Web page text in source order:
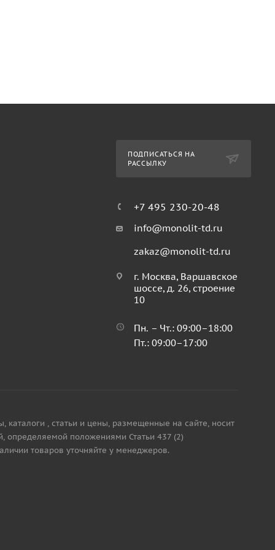
ПОДПИСАТЬСЯ НА
РАССЫЛКУ
+7 495 230-20-48
info@monolit-td.ru
zakaz@monolit-td.ru
г. Москва, Варшавское
шоссе, д. 26, строение
10
Пн. – Чт.: 09:00–18:00
Пт.: 09:00–17:00
, статьи и цены, размещенные на сайте, носит
определяемой положениями Статьи 437 (2)
товаров уточняйте у менеджеров.